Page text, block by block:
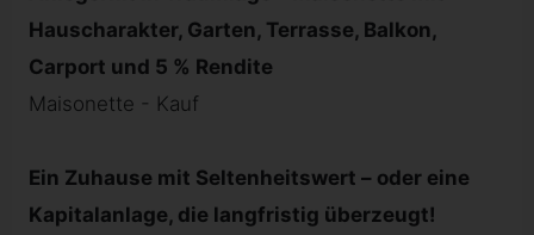
Hauscharakter, Garten, Terrasse, Balkon,
Carport und 5 % Rendite
Maisonette - Kauf
Ein Zuhause mit Seltenheitswert – oder eine
Kapitalanlage, die langfristig überzeugt!